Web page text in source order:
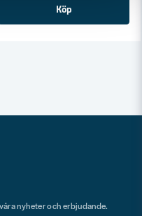
Köp
nyheter och erbjudande.